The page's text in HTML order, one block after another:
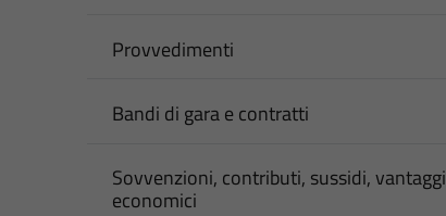
Provvedimenti
Bandi di gara e contratti
Sovvenzioni, contributi, sussidi, vantaggi
economici